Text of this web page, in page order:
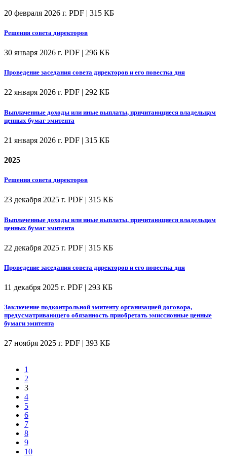
20 февраля 2026 г. PDF | 315 КБ
Решения совета директоров
30 января 2026 г. PDF | 296 КБ
Проведение заседания совета директоров и его повестка дня
22 января 2026 г. PDF | 292 КБ
Выплаченные доходы или иные выплаты, причитающиеся владельцам
ценных бумаг эмитента
21 января 2026 г. PDF | 315 КБ
2025
Решения совета директоров
23 декабря 2025 г. PDF | 315 КБ
Выплаченные доходы или иные выплаты, причитающиеся владельцам
ценных бумаг эмитента
22 декабря 2025 г. PDF | 315 КБ
Проведение заседания совета директоров и его повестка дня
11 декабря 2025 г. PDF | 293 КБ
Заключение подконтрольной эмитенту организацией договора,
предусматривающего обязанность приобретать эмиссионные ценные
бумаги эмитента
27 ноября 2025 г. PDF | 393 КБ
1
2
3
4
5
6
7
8
9
10